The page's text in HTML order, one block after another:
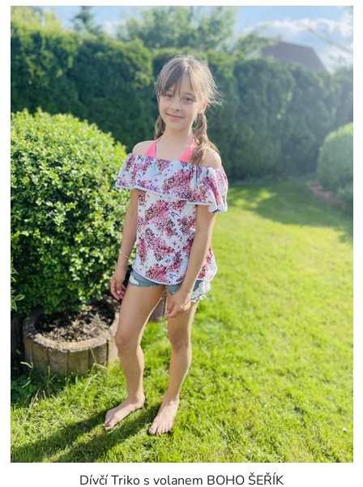
Dívčí Triko s volanem BOHO ŠEŘÍK